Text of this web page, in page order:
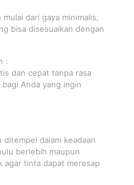
dari gaya minimalis,
bisa disesuaikan dengan
:
dan cepat tanpa rasa
Anda yang ingin
ditempel dalam keadaan
berlebih maupun
agar tinta dapat meresap